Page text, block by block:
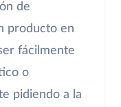
de
producto en
fácilmente
o
pidiendo a la